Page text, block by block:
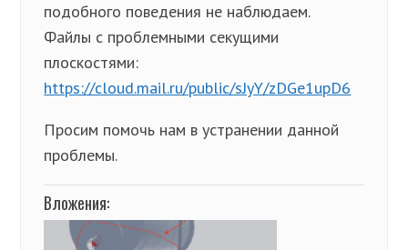
подобного поведения не наблюдаем.
Файлы с проблемными секущими
плоскостями:
https://cloud.mail.ru/public/sJyY/zDGe1upD6
Просим помочь нам в устранении данной
проблемы.
Вложения: